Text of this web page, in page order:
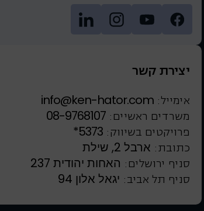
יצירת קשר
אימייל: info@ken-hator.com
משרדים ראשיים: 08-9768107
פרויקטים בשיווק: *5373
כתובת: ארבל 2, שילת
סניף ירושלים: האחות יהודית 237
סניף תל אביב: יגאל אלון 94